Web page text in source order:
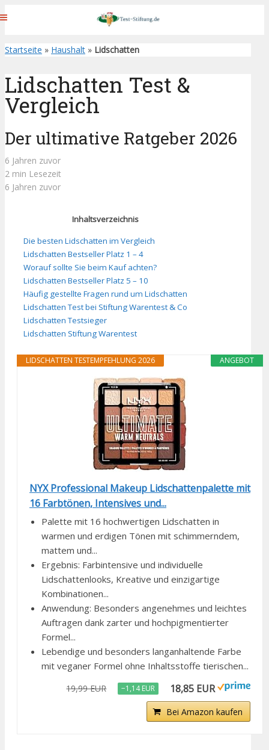
Startseite » Haushalt » Lidschatten
Lidschatten Test &
Vergleich
Der ultimative Ratgeber 2026
6 Jahren zuvor
2 min Lesezeit
6 Jahren zuvor
Inhaltsverzeichnis
Die besten Lidschatten im Vergleich
Lidschatten Bestseller Platz 1 – 4
Worauf sollte Sie beim Kauf achten?
Lidschatten Bestseller Platz 5 – 10
Häufig gestellte Fragen rund um Lidschatten
Lidschatten Test bei Stiftung Warentest & Co
Lidschatten Testsieger
Lidschatten Stiftung Warentest
ANGEBOT
LIDSCHATTEN TESTEMPFEHLUNG 2026
NYX Professional Makeup Lidschattenpalette mit
16 Farbtönen, Intensives und...
Palette mit 16 hochwertigen Lidschatten in
warmen und erdigen Tönen mit schimmerndem,
mattem und...
Ergebnis: Farbintensive und individuelle
Lidschattenlooks, Kreative und einzigartige
Kombinationen...
Anwendung: Besonders angenehmes und leichtes
Auftragen dank zarter und hochpigmentierter
Formel...
Lebendige und besonders langanhaltende Farbe
mit veganer Formel ohne Inhaltsstoffe tierischen...
19,99 EUR −1,14 EUR 18,85 EUR
Bei Amazon kaufen